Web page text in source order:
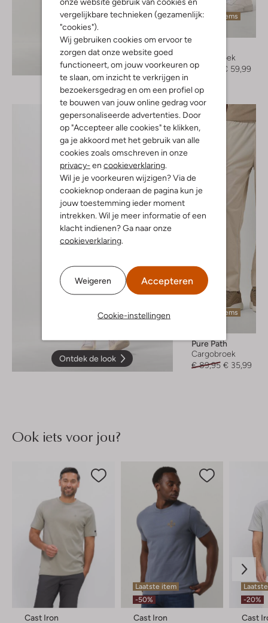
vergelijkbare technieken (gezamenlijk:
"cookies").
Wij gebruiken cookies om ervoor te
zorgen dat onze website goed
functioneert, om jouw voorkeuren op
te slaan, om inzicht te verkrijgen in
bezoekersgedrag en om een profiel op
te bouwen van jouw online gedrag voor
gepersonaliseerde advertenties. Door
op "Accepteer alle cookies" te klikken,
ga je akkoord met het gebruik van alle
cookies zoals omschreven in onze
privacy- en cookieverklaring.
Wil je je voorkeuren wijzigen? Via de
cookieknop onderaan de pagina kun je
jouw toestemming ieder moment
intrekken. Wil je meer informatie of een
klacht indienen? Ga naar onze
cookieverklaring.
Weigeren Accepteren
Cookie-instellingen
Ontdek de look
Laatste items
Korte broek
€ 99,99
€ 59,99
Ontdek de look
Laatste items
Pure Path
Cargobroek
€ 89,95 € 35,99
Ook iets voor jou?
Cast Iron
Laatste item
-50%
Cast Iron
-20%
Cast